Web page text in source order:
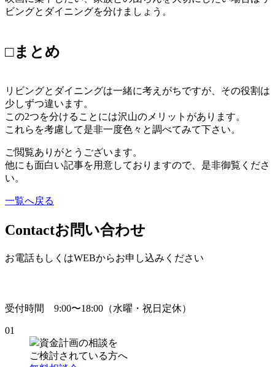
ビングとダイニングを分けましょう。
□まとめ
リビングとダイニングは一緒に考えがちですが、その役割は
少しずつ違います。
この2つを分けることには沢山のメリットがあります。
これらを考慮して是非一度色々と調べてみて下さい。
ご閲覧ありがとうございます。
他にも面白い記事を用意しておりますので、是非御覧くださ
い。
一覧へ戻る
Contactお問い合わせ
お電話もしくはWEBからお申し込みください
受付時間 9:00〜18:00（水曜・祝日定休）
01
資金計画の相談を
ご検討されている方へ